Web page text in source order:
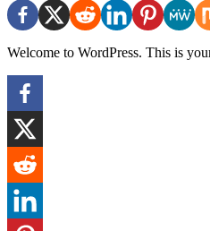
Welcome to WordPress. This is